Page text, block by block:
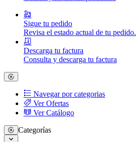
Sigue tu pedido
Revisa el estado actual de tu pedido.
Descarga tu factura
Consulta y descarga tu factura
Navegar por categorias
Ver Ofertas
Ver Catálogo
Categorías